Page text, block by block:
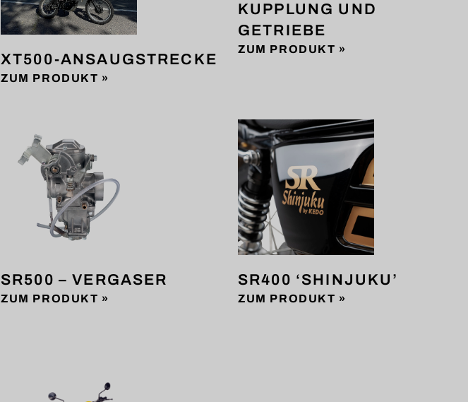
XT500-ANSAUGSTRECKE
ZUM PRODUKT »
KUPPLUNG UND
GETRIEBE
ZUM PRODUKT »
SR500 – VERGASER
ZUM PRODUKT »
SR400 ‘SHINJUKU’
ZUM PRODUKT »